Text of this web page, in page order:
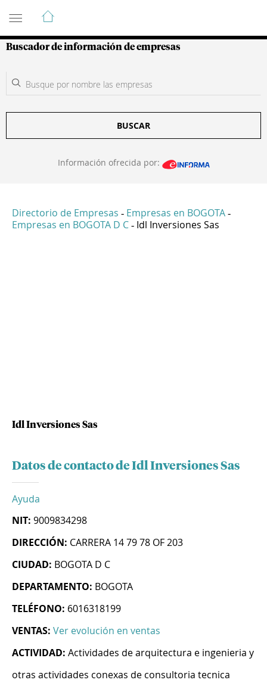
Guía de Empresas Colombianas
Buscador de información de empresas
BUSCAR
Información ofrecida por:
Directorio de Empresas - Empresas en BOGOTA -
Empresas en BOGOTA D C - Idl Inversiones Sas
Idl Inversiones Sas
Datos de contacto de Idl Inversiones Sas
Ayuda
NIT: 9009834298
DIRECCIÓN: CARRERA 14 79 78 OF 203
CIUDAD: BOGOTA D C
DEPARTAMENTO: BOGOTA
TELÉFONO: 6016318199
VENTAS: Ver evolución en ventas
ACTIVIDAD: Actividades de arquitectura e ingenieria y
otras actividades conexas de consultoria tecnica